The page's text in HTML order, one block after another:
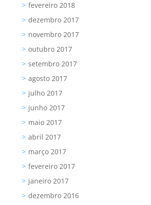
fevereiro 2018
dezembro 2017
novembro 2017
outubro 2017
setembro 2017
agosto 2017
julho 2017
junho 2017
maio 2017
abril 2017
março 2017
fevereiro 2017
janeiro 2017
dezembro 2016